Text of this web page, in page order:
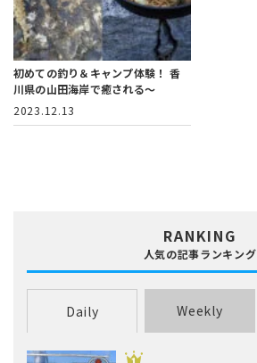
初めての釣り＆キャンプ体験！ 香
川県の山田海岸で癒される～
2023.12.13
RANKING
人気の記事ランキング
Daily Weekly